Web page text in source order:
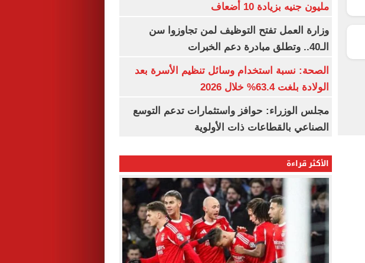
مليون جنيه بزيادة 10 أضعاف
وزارة العمل تفتح التوظيف لمن تجاوزوا سن
الـ40.. وتطلق مبادرة دعم الخبرات
الصحة: نسبة استخدام وسائل تنظيم الأسرة بعد
الولادة بلغت 63.4% خلال 2026
مجلس الوزراء: حوافز واستثمارات تدعم التوسع
الصناعي بالقطاعات ذات الأولوية
الأكثر قراءة